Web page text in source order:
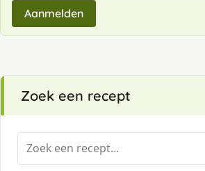
Aanmelden
Zoek een recept
Zoeken
naar: